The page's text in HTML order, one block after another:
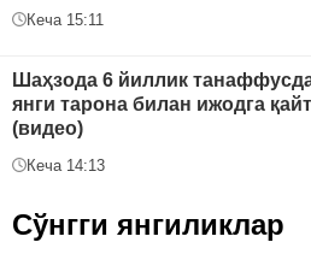
Кеча 15:11
Шаҳзода 6 йиллик
янги тарона билан ижодга
(видео)
Кеча 14:13
Сўнгги янгиликлар